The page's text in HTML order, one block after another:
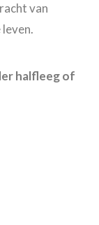
van
halfleeg of